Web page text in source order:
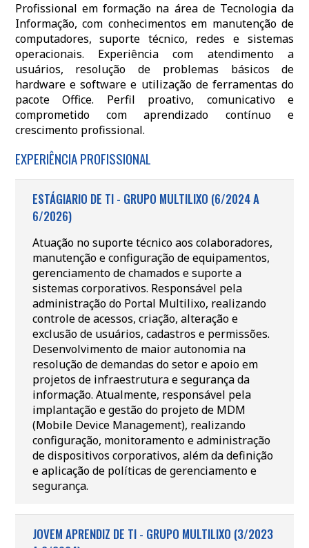
Profissional em formação na área de Tecnologia da
Informação, com conhecimentos em manutenção de
computadores, suporte técnico, redes e sistemas
operacionais. Experiência com atendimento a
usuários, resolução de problemas básicos de
hardware e software e utilização de ferramentas do
pacote Office. Perfil proativo, comunicativo e
comprometido com aprendizado contínuo e
crescimento profissional.
EXPERIÊNCIA PROFISSIONAL
ESTÁGIARIO DE TI - GRUPO MULTILIXO (6/2024 A
6/2026)
Atuação no suporte técnico aos colaboradores,
manutenção e configuração de equipamentos,
gerenciamento de chamados e suporte a
sistemas corporativos. Responsável pela
administração do Portal Multilixo, realizando
controle de acessos, criação, alteração e
exclusão de usuários, cadastros e permissões.
Desenvolvimento de maior autonomia na
resolução de demandas do setor e apoio em
projetos de infraestrutura e segurança da
informação. Atualmente, responsável pela
implantação e gestão do projeto de MDM
(Mobile Device Management), realizando
configuração, monitoramento e administração
de dispositivos corporativos, além da definição
e aplicação de políticas de gerenciamento e
segurança.
JOVEM APRENDIZ DE TI - GRUPO MULTILIXO (3/2023